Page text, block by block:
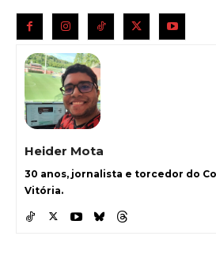
Heider Mota
30 anos, jornalista e torcedor do
Vitória.